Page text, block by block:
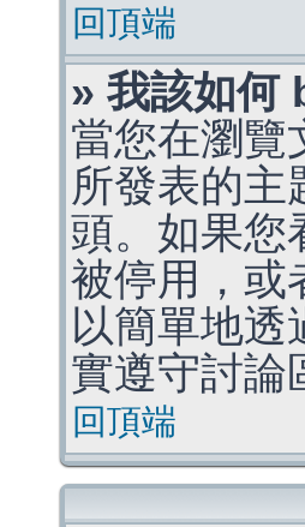
回頂端
» 我該如何
當您在瀏覽
所發表的主
頭。如果您
被停用，或
以簡單地透
實遵守討論
回頂端